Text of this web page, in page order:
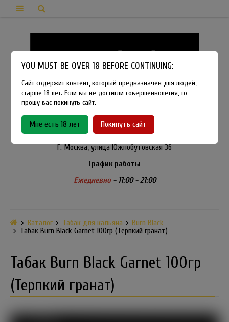
8-915-450-21-92
Розничный магазин Method Vapeshop
Г. Москва, улица Южнобутовская 36
График работы
Ежедневно- 11:00 - 21:00
Каталог Табак для кальяна
Burn Black
Табак Burn Black Garnet 100гр (Терпкий гранат)
Табак Burn Black Garnet 100гр
(Терпкий гранат)
YOU MUST BE OVER 18 BEFORE CONTINUING:
Сайт содержит контент, который предназначен для людей,
старше 18 лет. Если вы не достигли совершеннолетия, то
прошу вас покинуть сайт.
Мне есть 18 лет Покинуть сайт